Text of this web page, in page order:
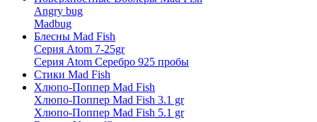
Angry bug
Madbug
Блесны Mad Fish
Серия Atom 7-25gr
Серия Atom Серебро 925 пробы
Стики Mad Fish
Хлюпо-Поппер Mad Fish
Хлюпо-Поппер Mad Fish 3.1 gr
Хлюпо-Поппер Mad Fish 5.1 gr